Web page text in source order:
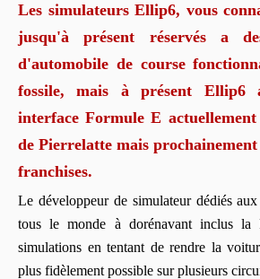
Les simulateurs Ellip6, vous
jusqu'à présent réservés a
d'automobile de course
fossile, mais à présent Ellip6
interface Formule E
de Pierrelatte mais
franchises.
Le développeur de simulateur dédiés
tous le monde à dorénavant inclus la
simulations en tentant de rendre la
plus fidèlement possible sur plusieurs